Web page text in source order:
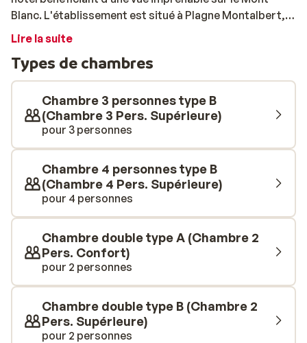
Blanc. L'établissement est situé à Plagne Montalbert,
au pied des pistes et à environ 350 mètres du centre. La
traditionnelle et l'ambiance est chaleureuse. Les
chambres sont meublées de façon moderne et
équipées de tout le nécessaire. Ici, vous séjournerez en
formule tout compris. Vous dégusterez un copieux
petit-déjeuner présenté sous forme de buffet et un
excellent dîner. Après une après-midi sur les pistes,
vous pourrez savourer un bon chocolat chaud et une
collation bien mérités. Une chose est sûre: vous ne
manquerez de rien pendant votre séjour!
Lire la suite
Types de chambres
Chambre 3 personnes type B
(Chambre 3 Pers. Supérieure)
pour 3 personnes
Chambre 4 personnes type B
(Chambre 4 Pers. Supérieure)
pour 4 personnes
Chambre double type A (Chambre 2
Pers. Confort)
pour 2 personnes
Chambre double type B (Chambre 2
Pers. Supérieure)
pour 2 personnes